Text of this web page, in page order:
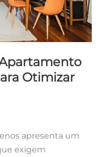
Otimizar
apresenta um
exigem